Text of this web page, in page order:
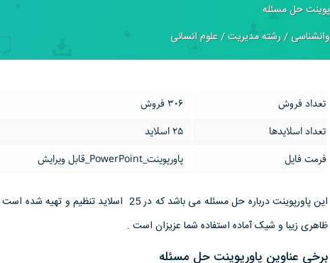
حل مسئله
/رشته مدیریت/علوم انسانی
تعداد فروش
306 فروش
تعداد اسلایدها
25 اسلاید
فرمت فایل
پاورپوینت_PowerPoint_قابل ویرایش
این پاورپوینت درباره حل مسئله می باشد که در 25
ظاهری زیبا و شیک آماده استفاده شما عزیزان است .
برخی عناوین پاورپوینت حل مسئله